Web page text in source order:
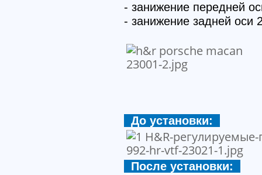
- занижение передней
- занижение задней оси
До установки:
После установки: